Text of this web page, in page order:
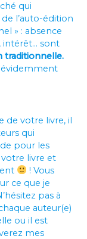
qui
l’auto-édition
» : absence
intérêt… sont
traditionnelle.
évidemment
de votre livre, il
qui
pour les
livre et
! Vous
ce que je
pas à
auteur(e)
ou il est
mes